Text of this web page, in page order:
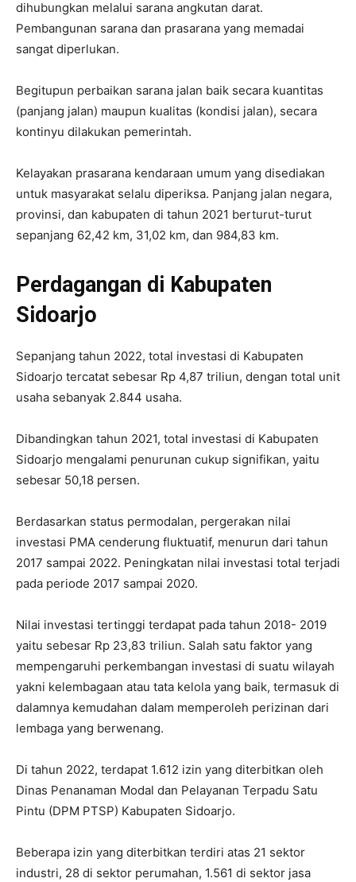
dihubungkan melalui sarana angkutan darat.
Pembangunan sarana dan prasarana yang memadai
sangat diperlukan.
Begitupun perbaikan sarana jalan baik secara kuantitas
(panjang jalan) maupun kualitas (kondisi jalan), secara
kontinyu dilakukan pemerintah.
Kelayakan prasarana kendaraan umum yang disediakan
untuk masyarakat selalu diperiksa. Panjang jalan negara,
provinsi, dan kabupaten di tahun 2021 berturut-turut
sepanjang 62,42 km, 31,02 km, dan 984,83 km.
Perdagangan di Kabupaten
Sidoarjo
Sepanjang tahun 2022, total investasi di Kabupaten
Sidoarjo tercatat sebesar Rp 4,87 triliun, dengan total unit
usaha sebanyak 2.844 usaha.
Dibandingkan tahun 2021, total investasi di Kabupaten
Sidoarjo mengalami penurunan cukup signifikan, yaitu
sebesar 50,18 persen.
Berdasarkan status permodalan, pergerakan nilai
investasi PMA cenderung fluktuatif, menurun dari tahun
2017 sampai 2022. Peningkatan nilai investasi total terjadi
pada periode 2017 sampai 2020.
Nilai investasi tertinggi terdapat pada tahun 2018- 2019
yaitu sebesar Rp 23,83 triliun. Salah satu faktor yang
mempengaruhi perkembangan investasi di suatu wilayah
yakni kelembagaan atau tata kelola yang baik, termasuk di
dalamnya kemudahan dalam memperoleh perizinan dari
lembaga yang berwenang.
Di tahun 2022, terdapat 1.612 izin yang diterbitkan oleh
Dinas Penanaman Modal dan Pelayanan Terpadu Satu
Pintu (DPM PTSP) Kabupaten Sidoarjo.
Beberapa izin yang diterbitkan terdiri atas 21 sektor
industri, 28 di sektor perumahan, 1.561 di sektor jasa